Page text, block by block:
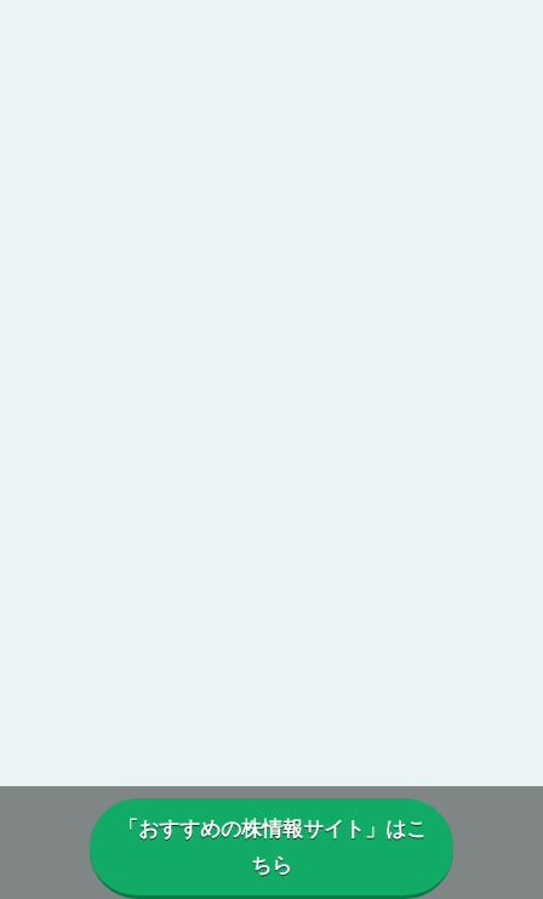
「おすすめの株情報サイト」はこ
ちら